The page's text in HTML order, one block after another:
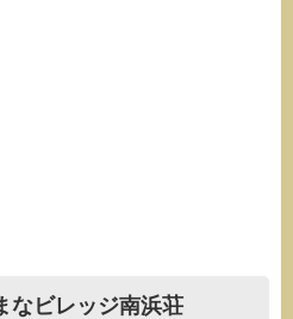
なビレッジ南浜荘